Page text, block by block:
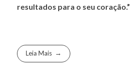
resultados para o seu coração.”
Leia Mais